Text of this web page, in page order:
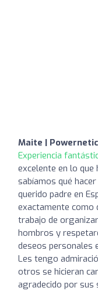
Maite | Powernetic
Experiencia
excelente en lo que
sabíamos qué
querido padre en
exactamente como
trabajo de
hombros y
deseos personales
Les tengo
otros se hicieran
agradecido por sus